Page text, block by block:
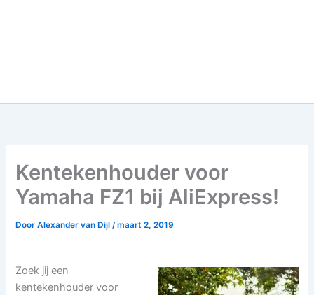
Kentekenhouder voor
Yamaha FZ1 bij AliExpress!
DoorAlexander van Dijl/maart 2, 2019
Zoek jij een
kentekenhouder voor